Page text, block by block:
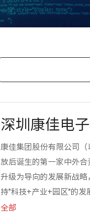
深圳康佳电
康佳集团股份有限公司
放后诞生的第一家中外
升级为导向的发展新战
持"科技+产业+园区"的发
着力构建产业产品业务群
全部